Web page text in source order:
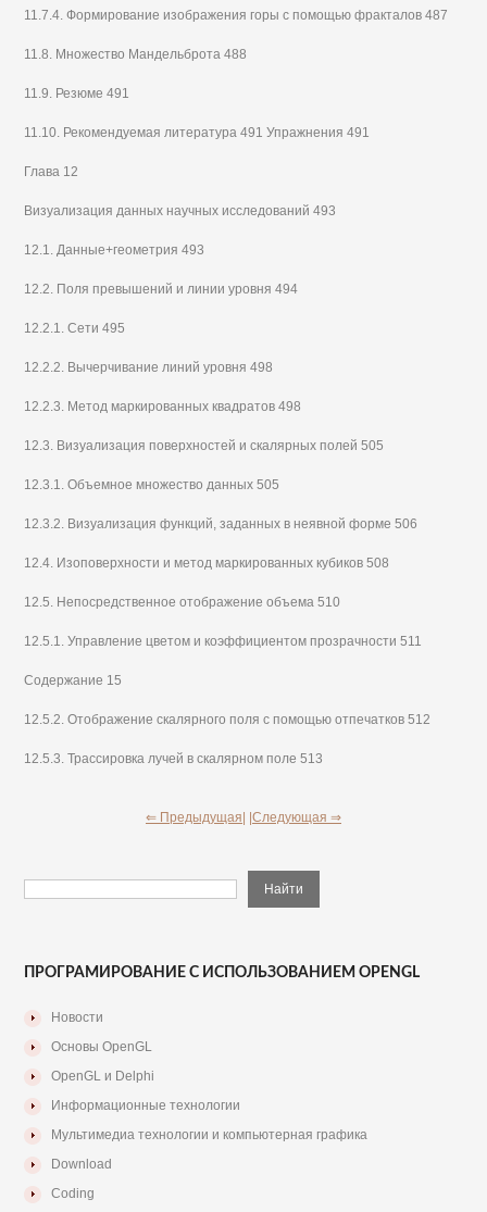
11.7.4. Формирование изображения горы с помощью фракталов 487
11.8. Множество Мандельброта 488
11.9. Резюме 491
11.10. Рекомендуемая литература 491 Упражнения 491
Глава 12
Визуализация данных научных исследований 493
12.1. Данные+геометрия 493
12.2. Поля превышений и линии уровня 494
12.2.1. Сети 495
12.2.2. Вычерчивание линий уровня 498
12.2.3. Метод маркированных квадратов 498
12.3. Визуализация поверхностей и скалярных полей 505
12.3.1. Объемное множество данных 505
12.3.2. Визуализация функций, заданных в неявной форме 506
12.4. Изоповерхности и метод маркированных кубиков 508
12.5. Непосредственное отображение объема 510
12.5.1. Управление цветом и коэффициентом прозрачности 511
Содержание 15
12.5.2. Отображение скалярного поля с помощью отпечатков 512
12.5.3. Трассировка лучей в скалярном поле 513
⇐ Предыдущая| |Следующая ⇒
ПРОГРАМИРОВАНИЕ С ИСПОЛЬЗОВАНИЕМ OPENGL
Новости
Основы OpenGL
OpenGL и Delphi
Информационные технологии
Мультимедиа технологии и компьютерная графика
Download
Coding